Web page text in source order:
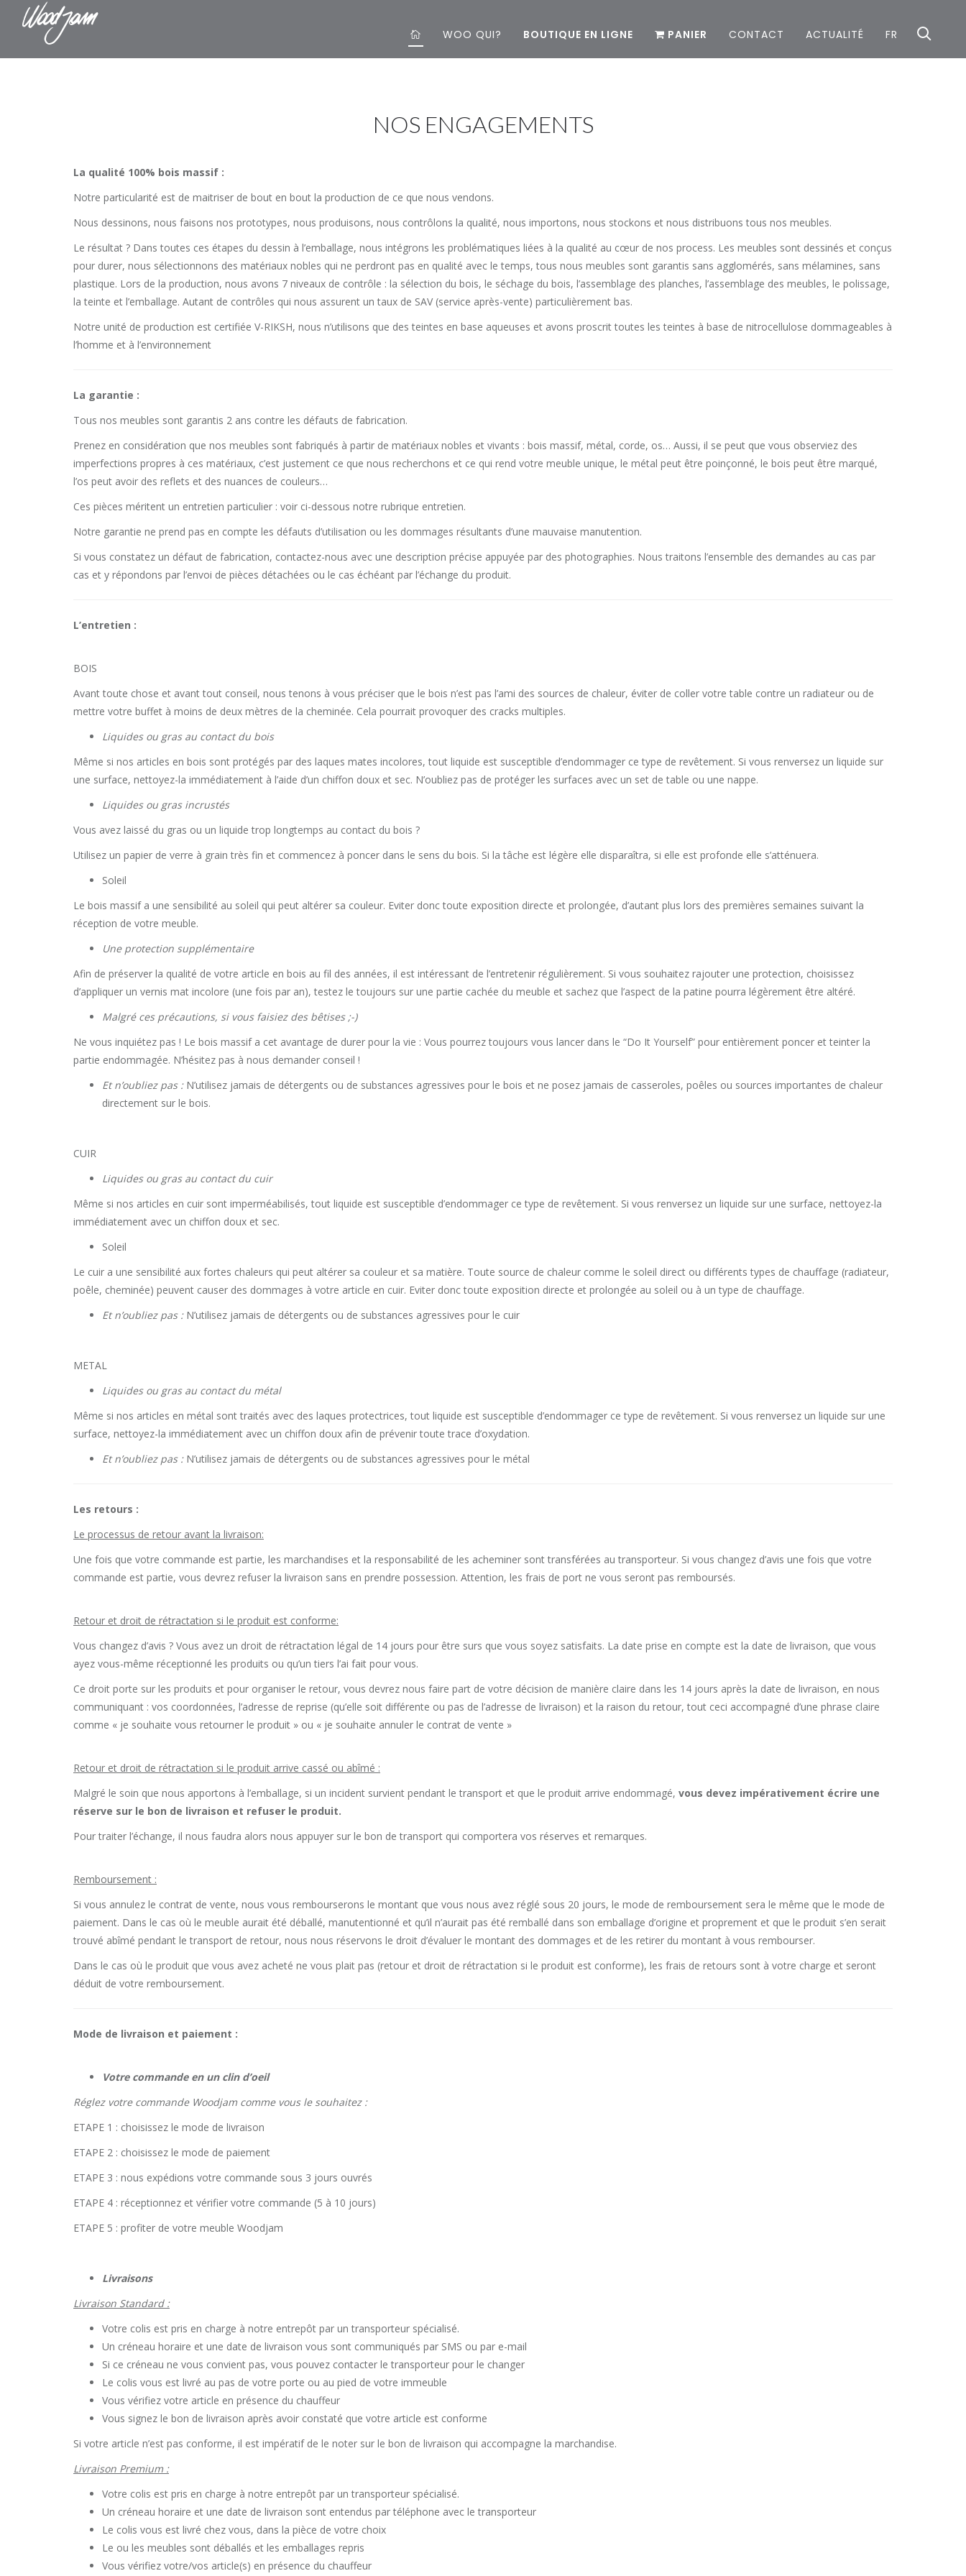
W WOO QUI? BOUTIQUE EN LIGNE PANIER CONTACT ACTUALITÉ FR
NOS ENGAGEMENTS
La qualité 100% bois massif :
Notre particularité est de maitriser de bout en bout la production de ce que nous vendons.
Nous dessinons, nous faisons nos prototypes, nous produisons, nous contrôlons la qualité, nous importons, nous stockons et nous distribuons tous nos meubles.
Le résultat ? Dans toutes ces étapes du dessin à l’emballage, nous intégrons les problématiques liées à la qualité au cœur de nos process. Les meubles sont dessinés et conçus
pour durer, nous sélectionnons des matériaux nobles qui ne perdront pas en qualité avec le temps, tous nous meubles sont garantis sans agglomérés, sans mélamines, sans
plastique. Lors de la production, nous avons 7 niveaux de contrôle : la sélection du bois, le séchage du bois, l’assemblage des planches, l’assemblage des meubles, le polissage,
la teinte et l’emballage. Autant de contrôles qui nous assurent un taux de SAV (service après-vente) particulièrement bas.
Notre unité de production est certifiée V-RIKSH, nous n’utilisons que des teintes en base aqueuses et avons proscrit toutes les teintes à base de nitrocellulose dommageables à
l’homme et à l’environnement
La garantie :
Tous nos meubles sont garantis 2 ans contre les défauts de fabrication.
Prenez en considération que nos meubles sont fabriqués à partir de matériaux nobles et vivants : bois massif, métal, corde, os… Aussi, il se peut que vous observiez des
imperfections propres à ces matériaux, c’est justement ce que nous recherchons et ce qui rend votre meuble unique, le métal peut être poinçonné, le bois peut être marqué,
l’os peut avoir des reflets et des nuances de couleurs…
Ces pièces méritent un entretien particulier : voir ci-dessous notre rubrique entretien.
Notre garantie ne prend pas en compte les défauts d’utilisation ou les dommages résultants d’une mauvaise manutention.
Si vous constatez un défaut de fabrication, contactez-nous avec une description précise appuyée par des photographies. Nous traitons l’ensemble des demandes au cas par
cas et y répondons par l’envoi de pièces détachées ou le cas échéant par l’échange du produit.
L’entretien :
BOIS
Avant toute chose et avant tout conseil, nous tenons à vous préciser que le bois n’est pas l’ami des sources de chaleur, éviter de coller votre table contre un radiateur ou de
mettre votre buffet à moins de deux mètres de la cheminée. Cela pourrait provoquer des cracks multiples.
Liquides ou gras au contact du bois
Même si nos articles en bois sont protégés par des laques mates incolores, tout liquide est susceptible d’endommager ce type de revêtement. Si vous renversez un liquide sur
une surface, nettoyez-la immédiatement à l’aide d’un chiffon doux et sec. N’oubliez pas de protéger les surfaces avec un set de table ou une nappe.
Liquides ou gras incrustés
Vous avez laissé du gras ou un liquide trop longtemps au contact du bois ?
Utilisez un papier de verre à grain très fin et commencez à poncer dans le sens du bois. Si la tâche est légère elle disparaîtra, si elle est profonde elle s’atténuera.
Soleil
Le bois massif a une sensibilité au soleil qui peut altérer sa couleur. Eviter donc toute exposition directe et prolongée, d’autant plus lors des premières semaines suivant la
réception de votre meuble.
Une protection supplémentaire
Afin de préserver la qualité de votre article en bois au fil des années, il est intéressant de l’entretenir régulièrement. Si vous souhaitez rajouter une protection, choisissez
d’appliquer un vernis mat incolore (une fois par an), testez le toujours sur une partie cachée du meuble et sachez que l’aspect de la patine pourra légèrement être altéré.
Malgré ces précautions, si vous faisiez des bêtises ;-)
Ne vous inquiétez pas ! Le bois massif a cet avantage de durer pour la vie : Vous pourrez toujours vous lancer dans le “Do It Yourself” pour entièrement poncer et teinter la
partie endommagée. N’hésitez pas à nous demander conseil !
Et n’oubliez pas :N’utilisez jamais de détergents ou de substances agressives pour le bois et ne posez jamais de casseroles, poêles ou sources importantes de chaleur
directement sur le bois.
CUIR
Liquides ou gras au contact du cuir
Même si nos articles en cuir sont imperméabilisés, tout liquide est susceptible d’endommager ce type de revêtement. Si vous renversez un liquide sur une surface, nettoyez-la
immédiatement avec un chiffon doux et sec.
Soleil
Le cuir a une sensibilité aux fortes chaleurs qui peut altérer sa couleur et sa matière. Toute source de chaleur comme le soleil direct ou différents types de chauffage (radiateur,
poêle, cheminée) peuvent causer des dommages à votre article en cuir. Eviter donc toute exposition directe et prolongée au soleil ou à un type de chauffage.
Et n’oubliez pas :N’utilisez jamais de détergents ou de substances agressives pour le cuir
METAL
Liquides ou gras au contact du métal
Même si nos articles en métal sont traités avec des laques protectrices, tout liquide est susceptible d’endommager ce type de revêtement. Si vous renversez un liquide sur une
surface, nettoyez-la immédiatement avec un chiffon doux afin de prévenir toute trace d’oxydation.
Et n’oubliez pas :N’utilisez jamais de détergents ou de substances agressives pour le métal
Les retours :
Le processus de retour avant la livraison:
Une fois que votre commande est partie, les marchandises et la responsabilité de les acheminer sont transférées au transporteur. Si vous changez d’avis une fois que votre
commande est partie, vous devrez refuser la livraison sans en prendre possession. Attention, les frais de port ne vous seront pas remboursés.
Retour et droit de rétractation si le produit est conforme:
Vous changez d’avis ? Vous avez un droit de rétractation légal de 14 jours pour être surs que vous soyez satisfaits. La date prise en compte est la date de livraison, que vous
ayez vous-même réceptionné les produits ou qu’un tiers l’ai fait pour vous.
Ce droit porte sur les produits et pour organiser le retour, vous devrez nous faire part de votre décision de manière claire dans les 14 jours après la date de livraison, en nous
communiquant : vos coordonnées, l’adresse de reprise (qu’elle soit différente ou pas de l’adresse de livraison) et la raison du retour, tout ceci accompagné d’une phrase claire
comme « je souhaite vous retourner le produit » ou « je souhaite annuler le contrat de vente »
Retour et droit de rétractation si le produit arrive cassé ou abîmé :
Malgré le soin que nous apportons à l’emballage, si un incident survient pendant le transport et que le produit arrive endommagé, vous devez impérativement écrire une
réserve sur le bon de livraison et refuser le produit.
Pour traiter l’échange, il nous faudra alors nous appuyer sur le bon de transport qui comportera vos réserves et remarques.
Remboursement :
Si vous annulez le contrat de vente, nous vous rembourserons le montant que vous nous avez réglé sous 20 jours, le mode de remboursement sera le même que le mode de
paiement. Dans le cas où le meuble aurait été déballé, manutentionné et qu’il n’aurait pas été remballé dans son emballage d’origine et proprement et que le produit s’en serait
trouvé abîmé pendant le transport de retour, nous nous réservons le droit d’évaluer le montant des dommages et de les retirer du montant à vous rembourser.
Dans le cas où le produit que vous avez acheté ne vous plait pas (retour et droit de rétractation si le produit est conforme), les frais de retours sont à votre charge et seront
déduit de votre remboursement.
Mode de livraison et paiement :
Votre commande en un clin d’oeil
Réglez votre commande Woodjam comme vous le souhaitez :
ETAPE 1 : choisissez le mode de livraison
ETAPE 2 : choisissez le mode de paiement
ETAPE 3 : nous expédions votre commande sous 3 jours ouvrés
ETAPE 4 : réceptionnez et vérifier votre commande (5 à 10 jours)
ETAPE 5 : profiter de votre meuble Woodjam
Livraisons
Livraison Standard :
Votre colis est pris en charge à notre entrepôt par un transporteur spécialisé.
Un créneau horaire et une date de livraison vous sont communiqués par SMS ou par e-mail
Si ce créneau ne vous convient pas, vous pouvez contacter le transporteur pour le changer
Le colis vous est livré au pas de votre porte ou au pied de votre immeuble
Vous vérifiez votre article en présence du chauffeur
Vous signez le bon de livraison après avoir constaté que votre article est conforme
Si votre article n’est pas conforme, il est impératif de le noter sur le bon de livraison qui accompagne la marchandise.
Livraison Premium :
Votre colis est pris en charge à notre entrepôt par un transporteur spécialisé.
Un créneau horaire et une date de livraison sont entendus par téléphone avec le transporteur
Le colis vous est livré chez vous, dans la pièce de votre choix
Le ou les meubles sont déballés et les emballages repris
Vous vérifiez votre/vos article(s) en présence du chauffeur